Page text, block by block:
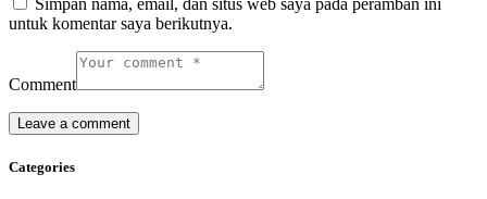
Simpan nama, email, dan situs web saya pada peramban ini
untuk komentar saya berikutnya.
Comment
Categories